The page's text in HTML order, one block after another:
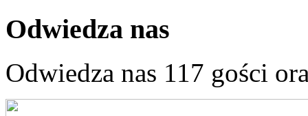
Odwiedza nas
Odwiedza nas 117 gości